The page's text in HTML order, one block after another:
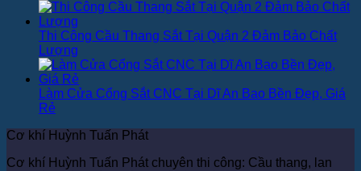
Thi Công Cầu Thang Sắt Tại Quận 2 Đảm Bảo Chất
Lượng
Làm Cửa Cổng Sắt CNC Tại Dĩ An Bao Bền Đẹp, Giá
Rẻ
Cơ khí Huỳnh Tuấn Phát
Cơ khí Huỳnh Tuấn Phát chuyên thi công: Cầu thang, lan